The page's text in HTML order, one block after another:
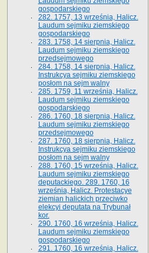
gospodarskiego
282. 1757, 13 września, Halicz.
Laudum sejmiku ziemskiego
gospodarskiego
283. 1758, 14 sierpnia, Halicz.
Laudum sejmiku ziemskiego
przedsejmowego
284. 1758, 14 sierpnia, Halicz.
Instrukcya sejmiku ziemskiego
posłom na sejm walny
285. 1759, 11 września, Halicz.
Laudum sejmiku ziemskiego
gospodarskiego
286. 1760, 18 sierpnia, Halicz.
Laudum sejmiku ziemskiego
przedsejmowego
287. 1760, 18 sierpnia, Halicz.
Instrukcya sejmiku ziemskiego
posłom na sejm walny
288. 1760, 15 września, Halicz.
Laudum sejmiku ziemskiego
deputackiego. 289. 1760, 16
września, Halicz. Protestacye
ziemian halickich przeciwko
elekcyi deputata na Trybunał
kor.
290. 1760, 16 września, Halicz.
Laudum sejmiku ziemskiego
gospodarskiego
291. 1760, 16 września, Halicz.